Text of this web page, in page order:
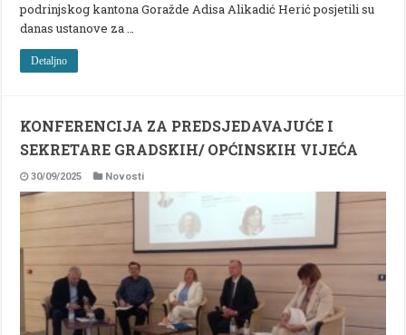
podrinjskog kantona Goražde Adisa Alikadić Herić posjetili su
danas ustanove za …
Detaljno
KONFERENCIJA ZA PREDSJEDAVAJUĆE I
SEKRETARE GRADSKIH/ OPĆINSKIH VIJEĆA
30/09/2025 Novosti